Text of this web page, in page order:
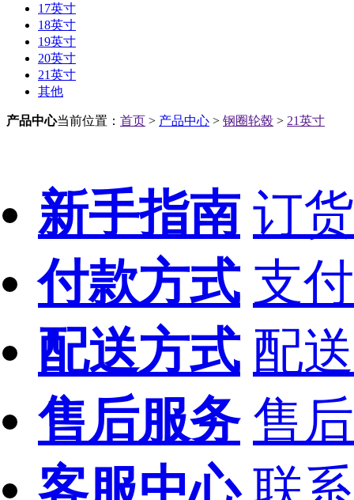
17英寸
18英寸
19英寸
20英寸
21英寸
其他
产品中心当前位置： 首页 > 产品中心 > 钢圈轮毂 > 21英寸
新手指南 订
付款方式 支
配送方式 配
售后服务 售